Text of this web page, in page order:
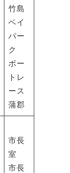
竹島
ベイ
パー
ク
ボー
トレ
ース
蒲郡
市長
室
市長